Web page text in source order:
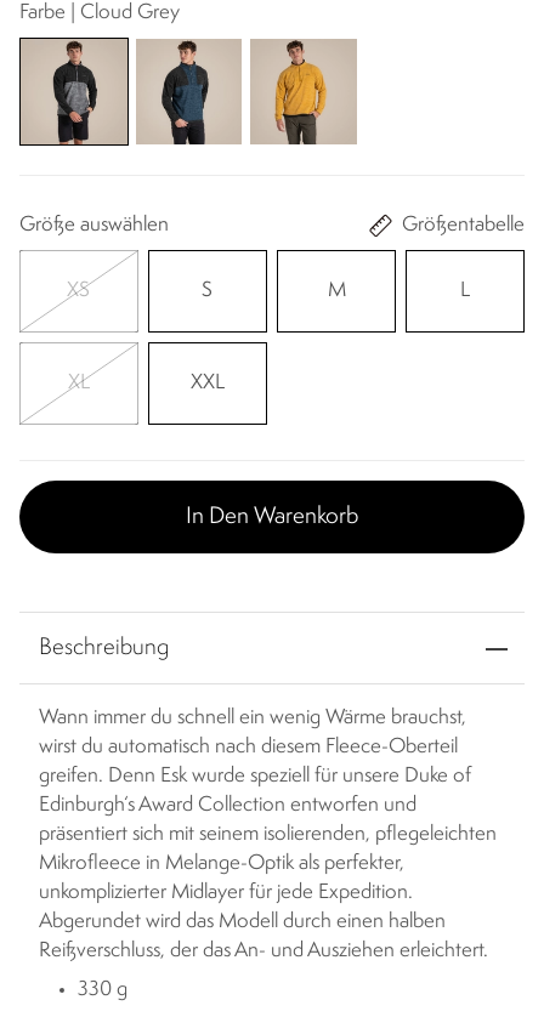
Farbe | Cloud Grey
Größe auswählen Größentabelle
XS S M L
XL XXL
In Den Warenkorb
Beschreibung
Wann immer du schnell ein wenig Wärme brauchst,
wirst du automatisch nach diesem Fleece-Oberteil
greifen. Denn Esk wurde speziell für unsere Duke of
Edinburgh‘s Award Collection entworfen und
präsentiert sich mit seinem isolierenden, pflegeleichten
Mikrofleece in Melange-Optik als perfekter,
unkomplizierter Midlayer für jede Expedition.
Abgerundet wird das Modell durch einen halben
Reißverschluss, der das An- und Ausziehen erleichtert.
330 g